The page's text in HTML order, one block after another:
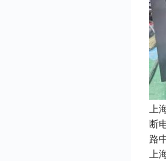
上
断
路
上